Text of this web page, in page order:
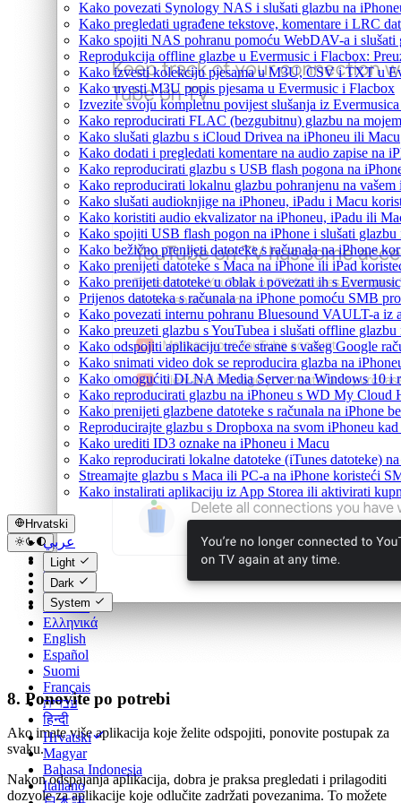
Kako povezati Synology NAS i slušati glazbu na
Kako pregledati ugrađene tekstove, komentare i LRC
Kako spojiti NAS pohranu pomoću WebDAV-a i slušati
Reprodukcija offline glazbe u Evermusic i Flacbox:
Kako izvesti kolekciju pjesama u M3U, CSV i TXT u
Kako uvesti M3U popis pjesama u Evermusic i Flacbox
Izvezite svoju kompletnu povijest slušanja iz
Kako reproducirati FLAC (bezgubitnu) glazbu na
Kako slušati glazbu s iCloud Drivea na iPhoneu ili Macu
Kako dodati i pregledati komentare na audio zapise na
Kako reproducirati glazbu s USB flash pogona na
Kako reproducirati lokalnu glazbu pohranjenu na
Kako slušati audioknjige na iPhoneu, iPadu i Macu
Kako koristiti audio ekvalizator na iPhoneu, iPadu ili
Kako spojiti USB flash pogon na iPhone i slušati
Kako bežično prenijeti datoteke s računala na iPhone
Kako prenijeti datoteke s Maca na iPhone ili iPad
Kako prenijeti datoteke u oblak i povezati ih s
Prijenos datoteka s računala na iPhone pomoću SMB
Kako povezati internu pohranu Bluesound VAULT-a iz
Kako preuzeti glazbu s YouTubea i slušati offline glazbu
Kako odspojiti aplikaciju treće strane s vašeg Google
Kako snimati video dok se reproducira glazba na
Kako omogućiti DLNA Media Server na Windows 10 i
Kako reproducirati glazbu na iPhoneu s WD My Cloud
Kako prenijeti glazbene datoteke s računala na iPhone
Reproducirajte glazbu s Dropboxa na svom iPhoneu
Kako urediti ID3 oznake na iPhoneu i Macu
Kako reproducirati lokalne datoteke (iTunes datoteke)
Streamajte glazbu s Maca ili PC-a na iPhone koristeći
Kako instalirati aplikaciju iz App Storea ili aktivirati
Hrvatski
عربي
Català
Čeština
Dansk
Deutsch
Ελληνικά
English
Español
Suomi
Français
עברית
हिन्दी
Hrvatski
Magyar
Bahasa Indonesia
Italiano
Light
Dark
System
8. Ponovite po potrebi
Ako imate više aplikacija koje želite odspojiti, ponovite postupak za
svaku.
Nakon odspajanja aplikacija, dobra je praksa pregledati i prilagoditi
dozvole za aplikacije koje odlučite zadržati povezanima. To možete